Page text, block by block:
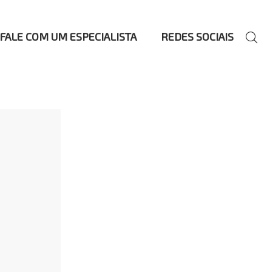
FALE COM UM ESPECIALISTA REDES SOCIAIS